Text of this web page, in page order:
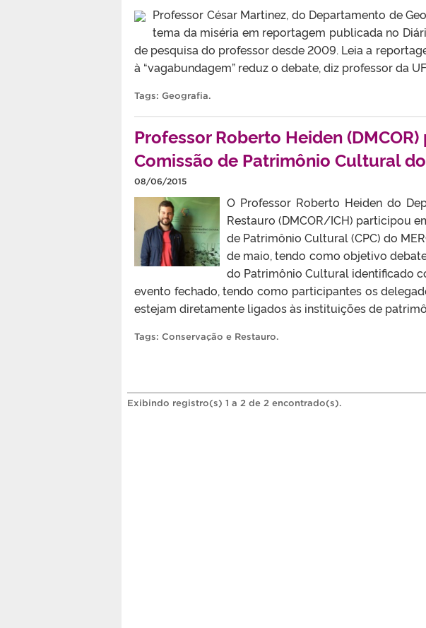
Professor César Martinez, do Departamento de
tema da miséria em reportagem publicada no
de pesquisa do professor desde 2009. Leia a
à “vagabundagem” reduz o debate, diz professor da
Tags: Geografia.
Professor Roberto Heiden
Comissão de Patrimônio Cultural do
08/06/2015
O Professor Roberto Heiden do
Restauro (DMCOR/ICH) participou
de Patrimônio Cultural (CPC) do
de maio, tendo como objetivo
do Patrimônio Cultural identificado
evento fechado, tendo como participantes os
estejam diretamente ligados às instituições de
Tags: Conservação e Restauro.
Exibindo registro(s) 1 a 2 de 2 encontrado(s).